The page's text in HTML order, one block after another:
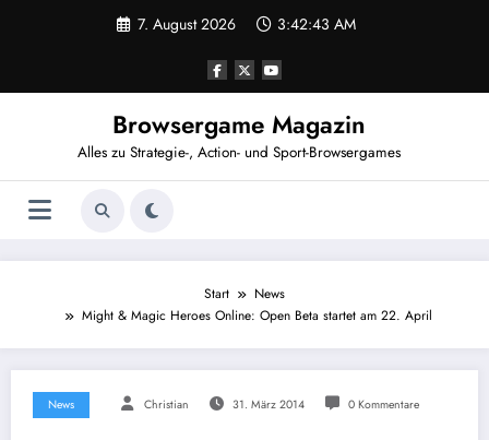
7. August 2026 3:42:43 AM
Browsergame Magazin
Alles zu Strategie-, Action- und Sport-Browsergames
Start
News
Might & Magic Heroes Online: Open Beta startet am 22. April
News Christian 31. März 2014 0 Kommentare